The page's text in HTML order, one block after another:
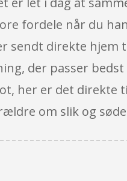
fordele når du
sendt direkte hjem
der passer
her er det direkte
om slik og